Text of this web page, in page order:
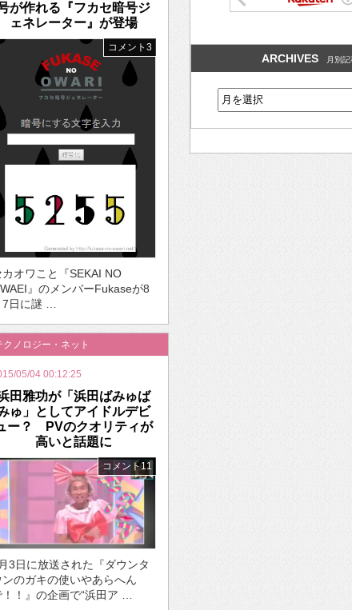
が作れる『フカセ暗号ジ
ェネレーター』が登場
コメント3
カオワこと『SEKAI NO
』のメンバーFukaseが8
7日に謎 …
クノロジー・ネット
05/04 00:12:25
田雅功が「浜田ばみゅば
ゅ」としてアイドルデビ
ー？ PVのクオリティが
高いと話題に
コメント11
3日に放送された『ダウンタ
ンのガキの使いやあらへん
！！』の企画で“浜田ア …
ARCHIVES 月別記